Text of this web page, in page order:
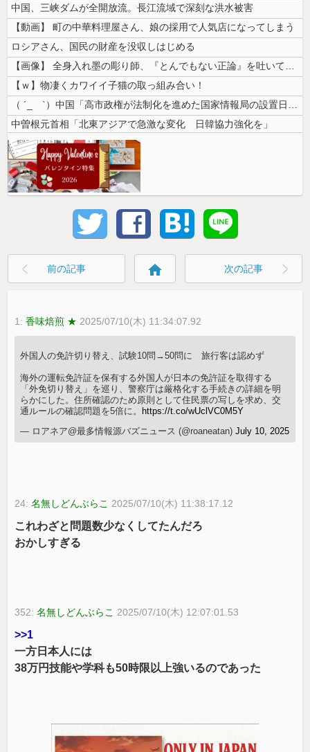
中国、三峡ダムが全開放流。長江流域で深刻な洪水被害
【動画】 町の中華料理屋さん、娘の採用で人気店になってしまう
ロシアさん、国民の財産を没収しはじめる
【画像】 全身入れ墨の彫り師、『とんでもない正論』を吐いて30万再生さ...
【ｗ】物凄くカワイイ子猫の取っ組み合い！
（ ´_ゝ`）中国「高市政権が法制化を進めた国家情報局の設置日が7月3...
中曽根元首相「北東アジアで急激な変化 日韓協力強化を」
前の記事 home 次の記事
1:香味焙煎 ★ 2025/07/10(木) 11:34:07.92
外国人の免許切り替え、試験10問→50問に 旅行客は認めず
海外の運転免許証を保有する外国人が日本の免許証を取得する
「外免切り替え」を巡り、警察庁は厳格化する手続きの詳細を明
らかにした。住所確認のため原則として住民票の写しを求め、交
通ルールの確認問題を5倍に。
https://t.co/wUclVC0M5Y
— ロアネア@最多情報源バズニュース (@roaneatan)July 10, 2025
24:名無しどんぶらこ 2025/07/10(木) 11:38:17.12
これわざと問題数少なくしてたんだろ
おかしすぎる
352:名無しどんぶらこ 2025/07/10(木) 12:07:01.53
>>1
一方日本人には
38万円技能や学科も50時限以上強いるのであった